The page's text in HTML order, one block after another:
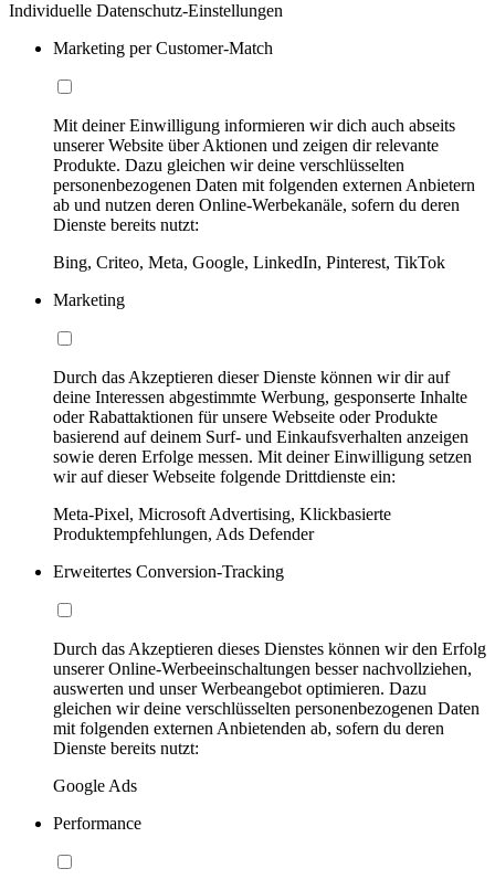
Individuelle Datenschutz-Einstellungen
Marketing per Customer-Match
Mit deiner Einwilligung informieren wir dich auch abseits
unserer Website über Aktionen und zeigen dir relevante
Produkte. Dazu gleichen wir deine verschlüsselten
personenbezogenen Daten mit folgenden externen Anbietern
ab und nutzen deren Online-Werbekanäle, sofern du deren
Dienste bereits nutzt:
Bing, Criteo, Meta, Google, LinkedIn, Pinterest, TikTok
Marketing
Durch das Akzeptieren dieser Dienste können wir dir auf
deine Interessen abgestimmte Werbung, gesponserte Inhalte
oder Rabattaktionen für unsere Webseite oder Produkte
basierend auf deinem Surf- und Einkaufsverhalten anzeigen
sowie deren Erfolge messen. Mit deiner Einwilligung setzen
wir auf dieser Webseite folgende Drittdienste ein:
Meta-Pixel, Microsoft Advertising, Klickbasierte
Produktempfehlungen, Ads Defender
Erweitertes Conversion-Tracking
Durch das Akzeptieren dieses Dienstes können wir den Erfolg
unserer Online-Werbeeinschaltungen besser nachvollziehen,
auswerten und unser Werbeangebot optimieren. Dazu
gleichen wir deine verschlüsselten personenbezogenen Daten
mit folgenden externen Anbietenden ab, sofern du deren
Dienste bereits nutzt:
Google Ads
Performance